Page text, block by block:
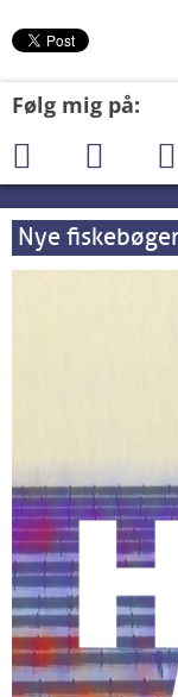
Følg mig på:
Nye fiskebøger